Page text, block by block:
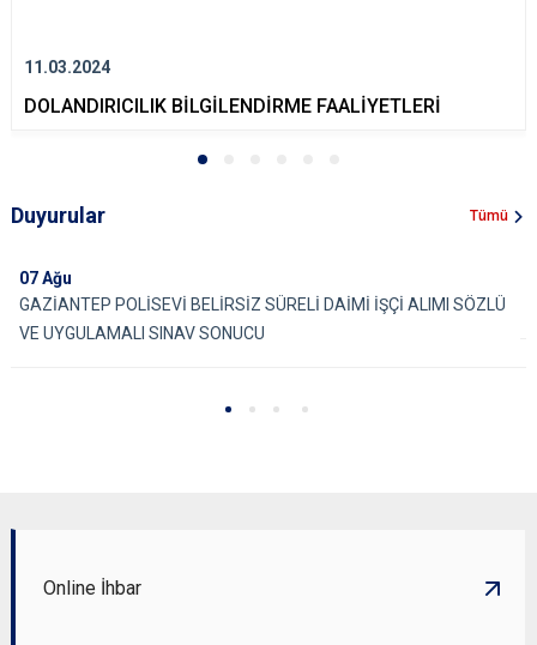
11.03.2024
DOLANDIRICILIK BİLGİLENDİRME FAALİYETLERİ
Duyurular Tümü
07Ağu
GAZİANTEP POLİSEVİ BELİRSİZ SÜRELİ DAİMİ İŞÇİ ALIMI SÖZLÜ
VE UYGULAMALI SINAV SONUCU
Online İhbar